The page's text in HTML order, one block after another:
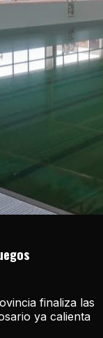
finaliza las
ya calienta